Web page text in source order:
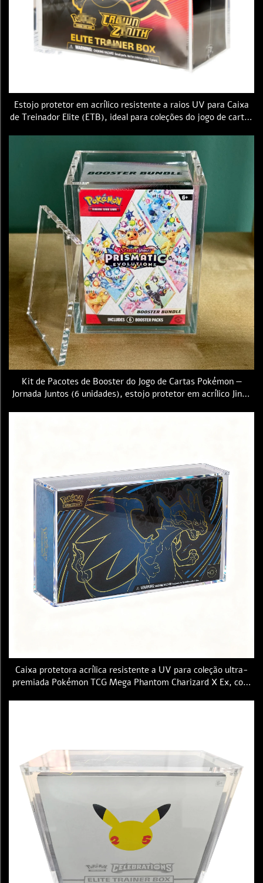
Estojo protetor em acrílico resistente a raios UV para Caixa
de Treinador Elite (ETB), ideal para coleções do jogo de cartas
Kit de Pacotes de Booster do Jogo de Cartas Pokémon —
Jornada Juntos (6 unidades), estojo protetor em acrílico Jinda
Caixa protetora acrílica resistente a UV para coleção ultra-
premiada Pokémon TCG Mega Phantom Charizard X Ex, com